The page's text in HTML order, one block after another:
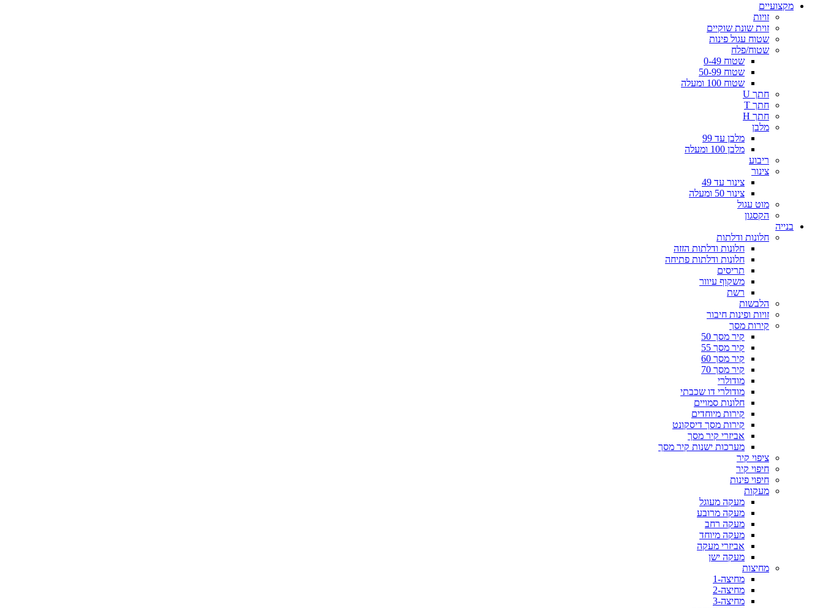
מקצועיים
זויות
זוית שונת שוקיים
שטוח עגול פינות
שטוח/פלח
שטוח 0-49
שטוח 50-99
שטוח 100 ומעלה
חתך U
חתך T
חתך H
מלבן
מלבן עד 99
מלבן 100 ומעלה
ריבוע
צינור
צינור עד 49
צינור 50 ומעלה
מוט עגול
הקסגון
בנייה
חלונות ודלתות
חלונות ודלתות הזזה
חלונות ודלתות פתיחה
תריסים
משקוף עיוור
רשת
הלבשות
זויות ופינות חיבור
קירות מסך
קיר מסך 50
קיר מסך 55
קיר מסך 60
קיר מסך 70
מודולרי
מודולרי דו שכבתי
חלונות סמויים
קירות מיוחדים
קירות מסך דיסקונט
אביזרי קיר מסך
מערכות ישנות קיר מסך
ציפוי קיר
חיפוי קיר
חיפוי פינות
מעקות
מעקה מעוגל
מעקה מרובע
מעקה רחב
מעקה מיוחד
אביזרי מעקה
מעקה ישן
מחיצות
מחיצה-1
מחיצה-2
מחיצה-3